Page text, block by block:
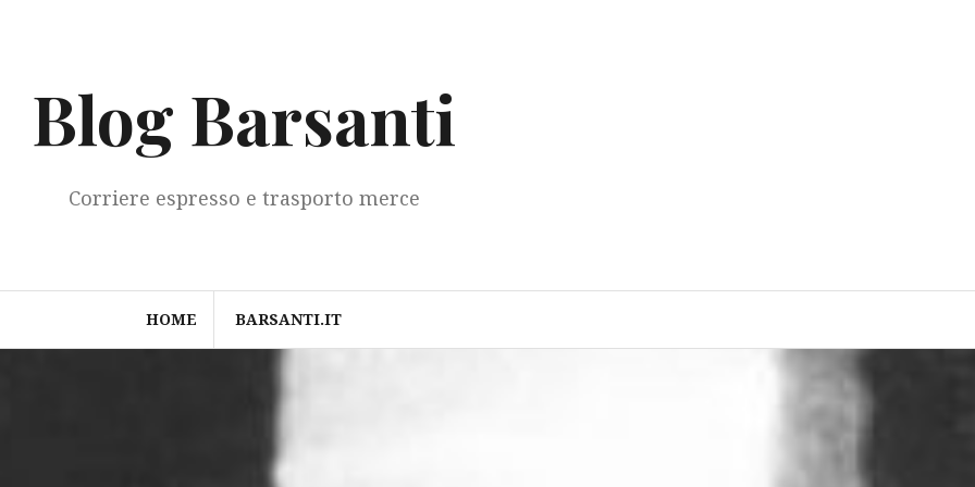
Blog Barsanti
Corriere espresso e trasporto merce
HOME BARSANTI.IT